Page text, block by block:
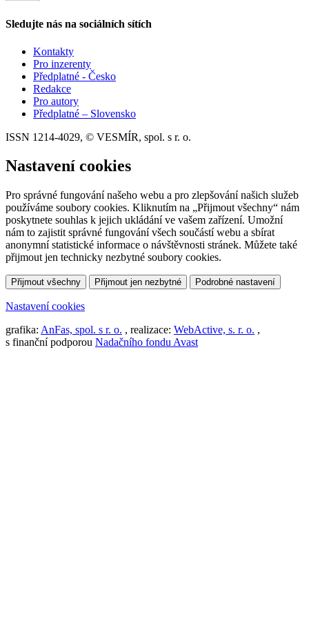
Sledujte nás na sociálních sítích
Kontakty
Pro inzerenty
Předplatné - Česko
Redakce
Pro autory
Předplatné – Slovensko
ISSN 1214-4029, © VESMÍR, spol. s r. o.
Nastavení cookies
Pro správné fungování našeho webu a pro zlepšování našich služeb
používáme soubory cookies. Kliknutím na „Přijmout všechny“ nám
poskytnete souhlas k jejich ukládání ve vašem zařízení. Umožní
nám to zajistit správné fungování všech součástí webu a sbírat
anonymní statistické informace o návštěvnosti stránek. Můžete také
přijmout jen technicky nezbytné soubory cookies.
Přijmout všechny Přijmout jen nezbytné Podrobné nastavení
Nastavení cookies
grafika: AnFas, spol. s r. o. , realizace: WebActive, s. r. o. ,
s finanční podporou Nadačního fondu Avast